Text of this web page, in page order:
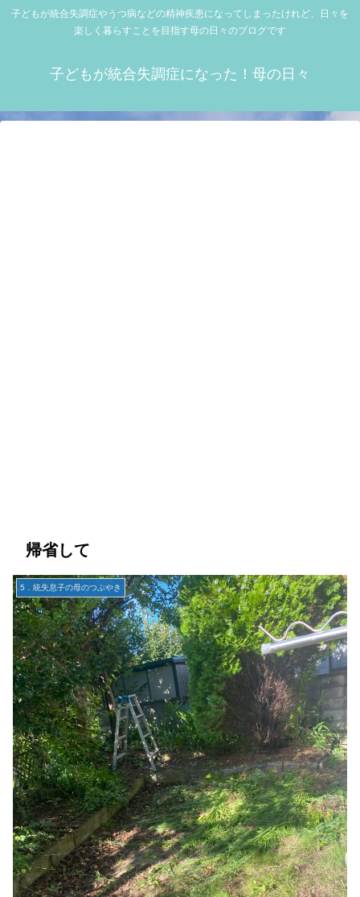
子どもが統合失調症やうつ病などの精神疾患になってしまったけれど、日々を
楽しく暮らすことを目指す母の日々のブログです
子どもが統合失調症になった！母の日々
帰省して
5．統失息子の母のつぶやき